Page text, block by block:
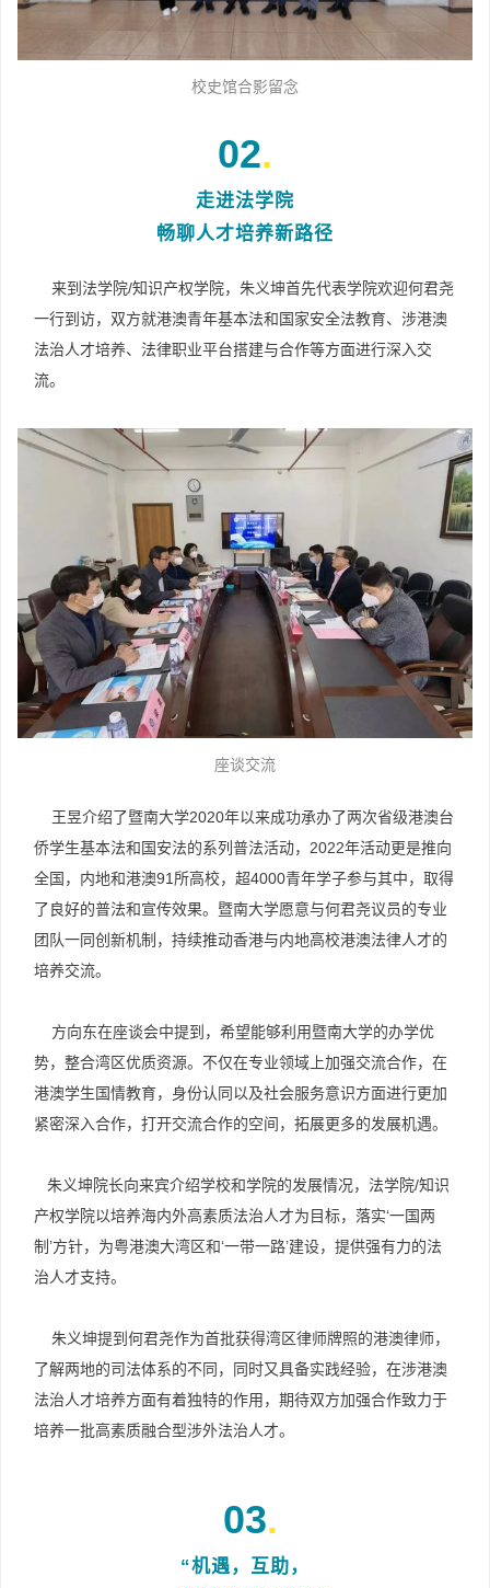
校史馆合影留念
02.
走进法学院
畅聊人才培养新路径
来到法学院/知识产权学院，朱义坤首先代表学院欢迎何君尧
一行到访，双方就港澳青年基本法和国家安全法教育、涉港澳
法治人才培养、法律职业平台搭建与合作等方面进行深入交
流。
座谈交流
王昱介绍了暨南大学2020年以来成功承办了两次省级港澳台
侨学生基本法和国安法的系列普法活动，2022年活动更是推向
全国，内地和港澳91所高校，超4000青年学子参与其中，取得
了良好的普法和宣传效果。暨南大学愿意与何君尧议员的专业
团队一同创新机制，持续推动香港与内地高校港澳法律人才的
培养交流。
方向东在座谈会中提到，希望能够利用暨南大学的办学优
势，整合湾区优质资源。不仅在专业领域上加强交流合作，在
港澳学生国情教育，身份认同以及社会服务意识方面进行更加
紧密深入合作，打开交流合作的空间，拓展更多的发展机遇。
朱义坤院长向来宾介绍学校和学院的发展情况，法学院/知识
产权学院以培养海内外高素质法治人才为目标，落实‘一国两
制’方针，为粤港澳大湾区和‘一带一路’建设，提供强有力的法
治人才支持。
朱义坤提到何君尧作为首批获得湾区律师牌照的港澳律师，
了解两地的司法体系的不同，同时又具备实践经验，在涉港澳
法治人才培养方面有着独特的作用，期待双方加强合作致力于
培养一批高素质融合型涉外法治人才。
03.
“机遇，互助，